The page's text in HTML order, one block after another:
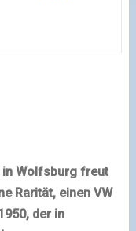
in Wolfsburg freut
Rarität, einen VW
der in